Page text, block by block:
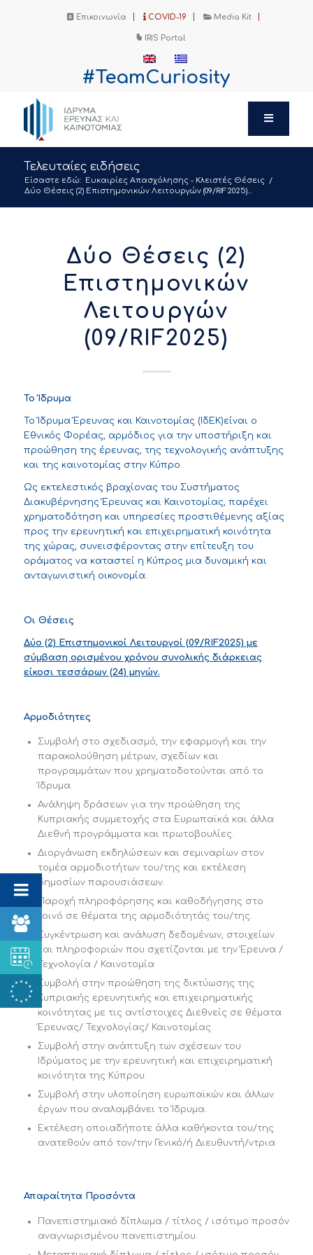
Επικοινωνία COVID-19 Media Kit
IRIS Portal
#TeamCuriosity
Τελευταίες ειδήσεις
Είσαστε εδώ: Ευκαιρίες Απασχόλησης - Κλειστές Θέσεις /
Δύο Θέσεις (2) Επιστημονικών Λειτουργών (09/RIF2025)...
Δύο Θέσεις (2)
Επιστημονικών
Λειτουργών
(09/RIF2025)
Το Ίδρυμα
ΤοΊδρυμα Έρευνας και Καινοτομίας (ΙδΕΚ)είναι ο
Εθνικός Φορέας, αρμόδιος για την υποστήριξη και
προώθηση της έρευνας, της τεχνολογικής ανάπτυξης
και της καινοτομίας στην Κύπρο.
Ως εκτελεστικός βραχίονας του Συστήματος
Διακυβέρνησης Έρευνας και Καινοτομίας, παρέχει
χρηματοδότηση και υπηρεσίες προστιθέμενης αξίας
προς την ερευνητική και επιχειρηματική κοινότητα
της χώρας, συνεισφέροντας στην επίτευξη του
οράματος να καταστεί η Κύπρος μια δυναμική και
ανταγωνιστική οικονομία.
Οι Θέσεις
Δύο (2) Επιστημονικοί Λειτουργοί (09/RIF2025) με
σύμβαση ορισμένου χρόνου συνολικής διάρκειας
είκοσι τεσσάρων (24) μηνών.
Αρμοδιότητες
Συμβολή στο σχεδιασμό, την εφαρμογή και την
παρακολούθηση μέτρων, σχεδίων και
προγραμμάτων που χρηματοδοτούνται από το
Ίδρυμα.
Ανάληψη δράσεων για την προώθηση της
Κυπριακής συμμετοχής στα Ευρωπαϊκά και άλλα
Διεθνή προγράμματα και πρωτοβουλίες.
Διοργάνωση εκδηλώσεων και σεμιναρίων στον
τομέα αρμοδιοτήτων του/της και εκτέλεση
δημοσίων παρουσιάσεων.
Παροχή πληροφόρησης και καθοδήγησης στο
κοινό σε θέματα της αρμοδιότητάς του/της.
Συγκέντρωση και ανάλυση δεδομένων, στοιχείων
και πληροφοριών που σχετίζονται με την Έρευνα /
Τεχνολογία / Καινοτομία
Συμβολή στην προώθηση της δικτύωσης της
Κυπριακής ερευνητικής και επιχειρηματικής
κοινότητας με τις αντίστοιχες Διεθνείς σε θέματα
Έρευνας/ Τεχνολογίας/ Καινοτομίας.
Συμβολή στην ανάπτυξη των σχέσεων του
Ιδρύματος με την ερευνητική και επιχειρηματική
κοινότητα της Κύπρου.
Συμβολή στην υλοποίηση ευρωπαϊκών και άλλων
έργων που αναλαμβάνει το Ίδρυμα.
Εκτέλεση οποιαδήποτε άλλα καθήκοντα του/της
ανατεθούν από τον/την Γενικό/ή Διευθυντή/ντρια
Απαραίτητα Προσόντα
Πανεπιστημιακό δίπλωμα / τίτλος / ισότιμο προσόν
αναγνωρισμένου πανεπιστημίου.